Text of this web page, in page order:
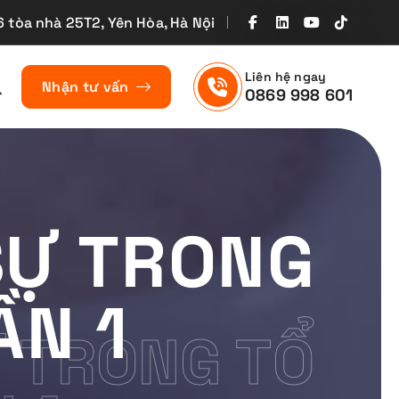
tòa nhà 25T2, Yên Hòa, Hà Nội
Nhận tư vấn
Liên hệ ngay
0869 998 601
TỔ
TRONG
1